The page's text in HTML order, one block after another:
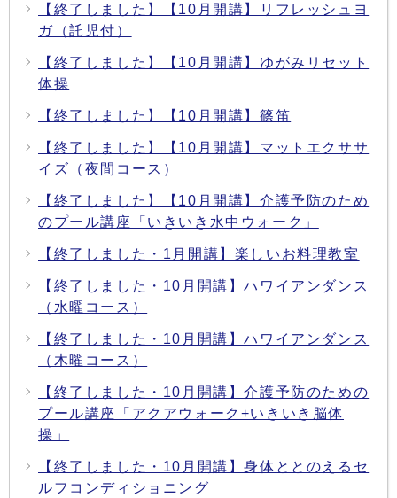
【終了しました】【10月開講】リフレッシュヨ
ガ（託児付）
【終了しました】【10月開講】ゆがみリセット
体操
【終了しました】【10月開講】篠笛
【終了しました】【10月開講】マットエクササ
イズ（夜間コース）
【終了しました】【10月開講】介護予防のため
のプール講座「いきいき水中ウォーク」
【終了しました・1月開講】楽しいお料理教室
【終了しました・10月開講】ハワイアンダンス
（水曜コース）
【終了しました・10月開講】ハワイアンダンス
（木曜コース）
【終了しました・10月開講】介護予防のための
プール講座「アクアウォーク+いきいき脳体
操」
【終了しました・10月開講】身体ととのえるセ
ルフコンディショニング